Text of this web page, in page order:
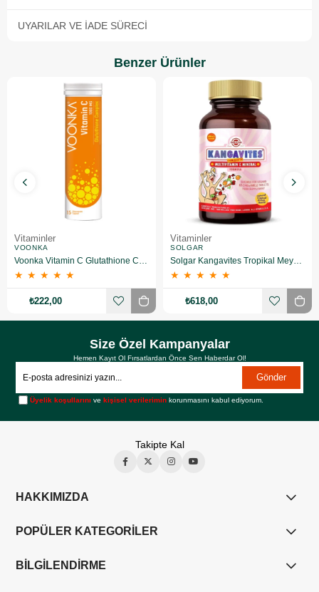
UYARILAR VE İADE SÜRECI
Benzer Ürünler
Vitaminler
VOONKA
★ ★ ★ ★ ★
₺222,00
Vitaminler
SOLGAR
★ ★ ★ ★ ★
₺618,00
Size Özel Kampanyalar
Hemen Kayıt Ol Fırsatlardan Önce Sen Haberdar Ol!
Gönder
Üyelik koşullarını vekişisel verilerimin korunmasını kabul ediyorum.
Takipte Kal
HAKKIMIZDA
POPÜLER KATEGORİLER
BİLGİLENDİRME